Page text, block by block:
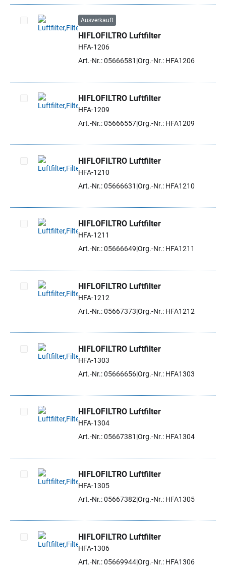
Artikel auswählen
Ausverkauft
HIFLOFILTRO Luftfilter
HFA-1206
Art.-Nr.: 05666581 Org.-Nr.: HFA1206
Artikel auswählen
HIFLOFILTRO Luftfilter
HFA-1209
Art.-Nr.: 05666557Org.-Nr.: HFA1209
Artikel auswählen
HIFLOFILTRO Luftfilter
HFA-1210
Art.-Nr.: 05666631 Org.-Nr.: HFA1210
Artikel auswählen
HIFLOFILTRO Luftfilter
HFA-1211
Art.-Nr.: 05666649 Org.-Nr.: HFA1211
Artikel auswählen
HIFLOFILTRO Luftfilter
HFA-1212
Art.-Nr.: 05667373 Org.-Nr.: HFA1212
Artikel auswählen
HIFLOFILTRO Luftfilter
HFA-1303
Art.-Nr.: 05666656Org.-Nr.: HFA1303
Artikel auswählen
HIFLOFILTRO Luftfilter
HFA-1304
Art.-Nr.: 05667381 Org.-Nr.: HFA1304
Artikel auswählen
HIFLOFILTRO Luftfilter
HFA-1305
Art.-Nr.: 05667382 Org.-Nr.: HFA1305
Artikel auswählen
HIFLOFILTRO Luftfilter
HFA-1306
Art.-Nr.: 05669944Org.-Nr.: HFA1306